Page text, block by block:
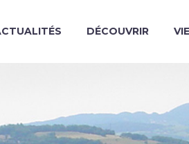
DÉCOUVRIR